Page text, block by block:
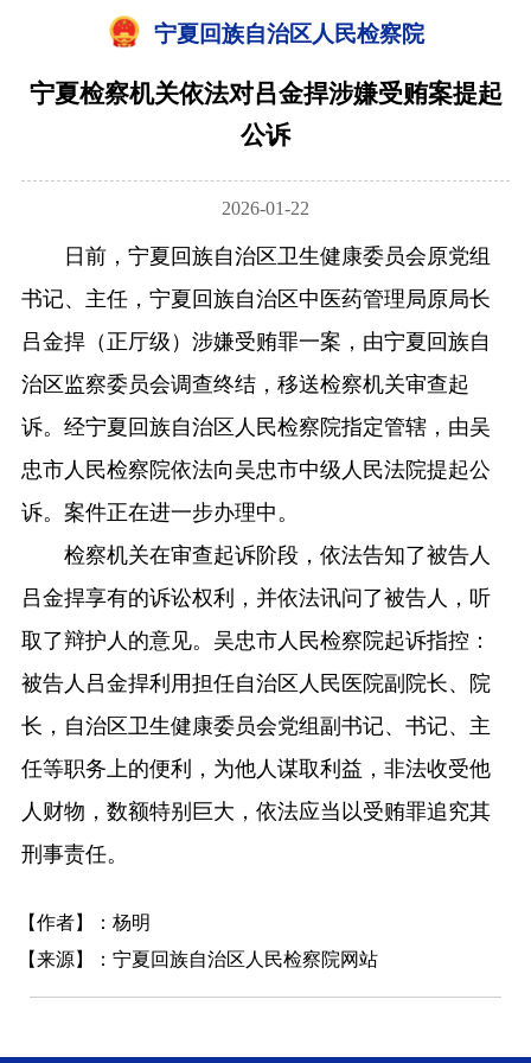
宁夏回族自治区人民检察院
宁夏检察机关依法对吕金捍涉嫌受贿案提起
公诉
2026-01-22
日前，宁夏回族自治区卫生健康委员会原党组
书记、主任，宁夏回族自治区中医药管理局原局长
吕金捍（正厅级）涉嫌受贿罪一案，由宁夏回族自
治区监察委员会调查终结，移送检察机关审查起
诉。经宁夏回族自治区人民检察院指定管辖，由吴
忠市人民检察院依法向吴忠市中级人民法院提起公
诉。案件正在进一步办理中。
检察机关在审查起诉阶段，依法告知了被告人
吕金捍享有的诉讼权利，并依法讯问了被告人，听
取了辩护人的意见。吴忠市人民检察院起诉指控：
被告人吕金捍利用担任自治区人民医院副院长、院
长，自治区卫生健康委员会党组副书记、书记、主
任等职务上的便利，为他人谋取利益，非法收受他
人财物，数额特别巨大，依法应当以受贿罪追究其
刑事责任。
【作者】：杨明
【来源】：宁夏回族自治区人民检察院网站